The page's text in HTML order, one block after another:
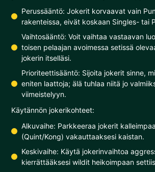
Perussääntö: Jokerit korvaavat vain
rakenteissa, eivät koskaan Singles- tai
Vaihtosääntö: Voit vaihtaa vastaavan
toisen pelaajan avoimessa setissä
jokerin itselläsi.
Prioriteettisääntö: Sijoita jokerit sinne,
eniten laattoja; älä tuhlaa niitä jo
viimeistelyyn.
Käytännön jokerikohteet:
Alkuvaihe: Parkkeeraa jokerit
(Quint/Kong) vakauttaaksesi kaistan.
Keskivaihe: Käytä jokerinvaihtoa
kierrättääksesi wildit heikoimpaan